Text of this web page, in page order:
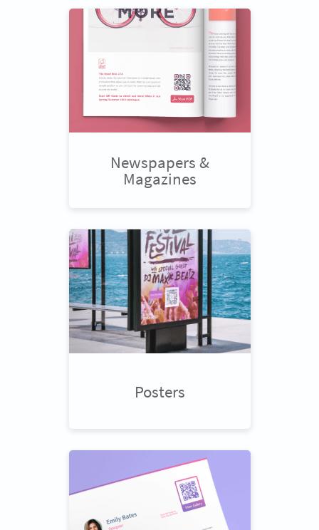
Newspapers &
Magazines
Posters